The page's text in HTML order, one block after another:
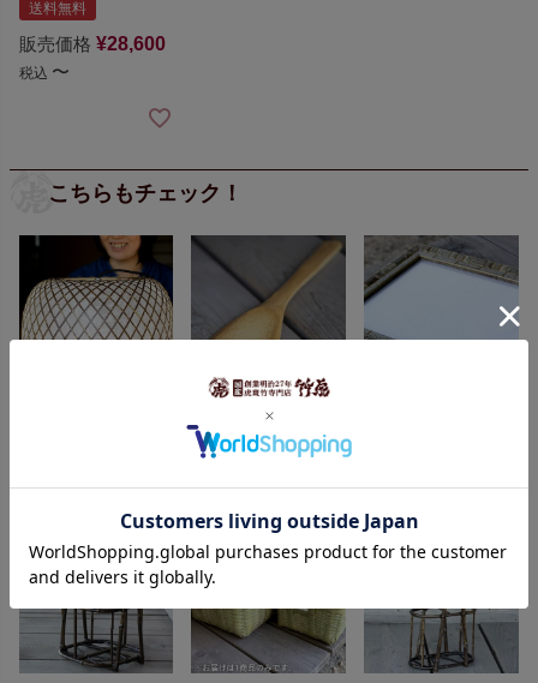
送料無料
販売価格 ¥28,600
税込 〜
こちらもチェック！
¥38,000（税抜）
【国産】竹杓文字
（特大）39センチ
¥1,000（税抜）